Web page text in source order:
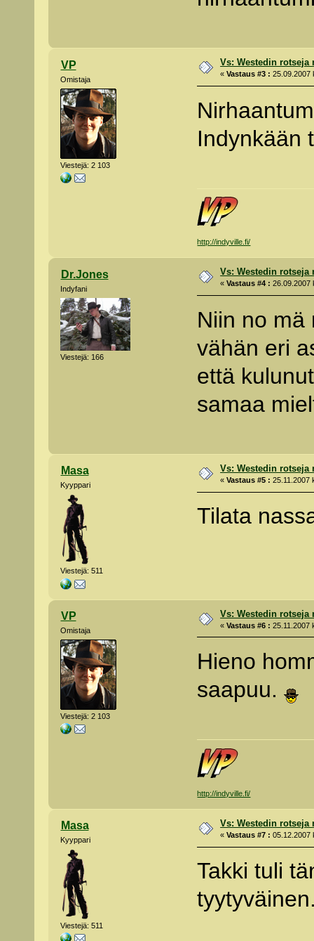
VP
Omistaja
Viestejä: 2 103
Vs: Westedin rotseja
«Vastaus #3 : 25.09.2007
Indynkään
http://indyville.fi/
Dr.Jones
Indyfani
Viestejä: 166
Vs: Westedin rotseja
«Vastaus #4 : 26.09.2007
Niin no mä
vähän eri
että
samaa
Masa
Kyyppari
Viestejä: 511
Vs: Westedin rotseja
«Vastaus #5 : 25.11.2007
Tilata
VP
Omistaja
Viestejä: 2 103
Vs: Westedin rotseja
«Vastaus #6 : 25.11.2007
Hieno
saapuu.
http://indyville.fi/
Masa
Kyyppari
Viestejä: 511
Vs: Westedin rotseja
«Vastaus #7 : 05.12.2007
Takki tuli